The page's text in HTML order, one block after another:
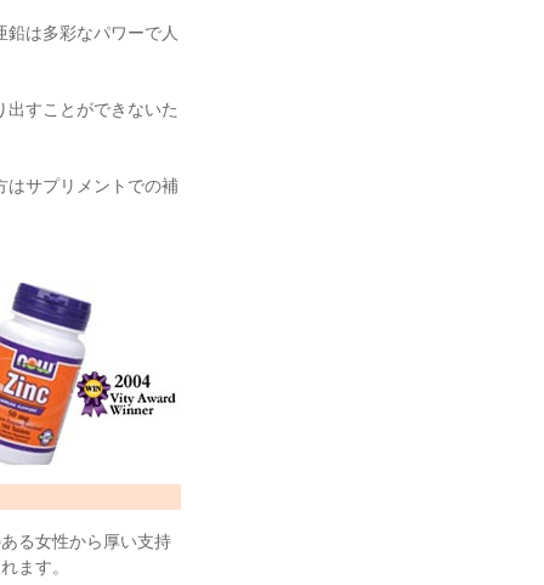
は多彩なパワーで人
すことができないた
はサプリメントでの補
る女性から厚い支持
ます。